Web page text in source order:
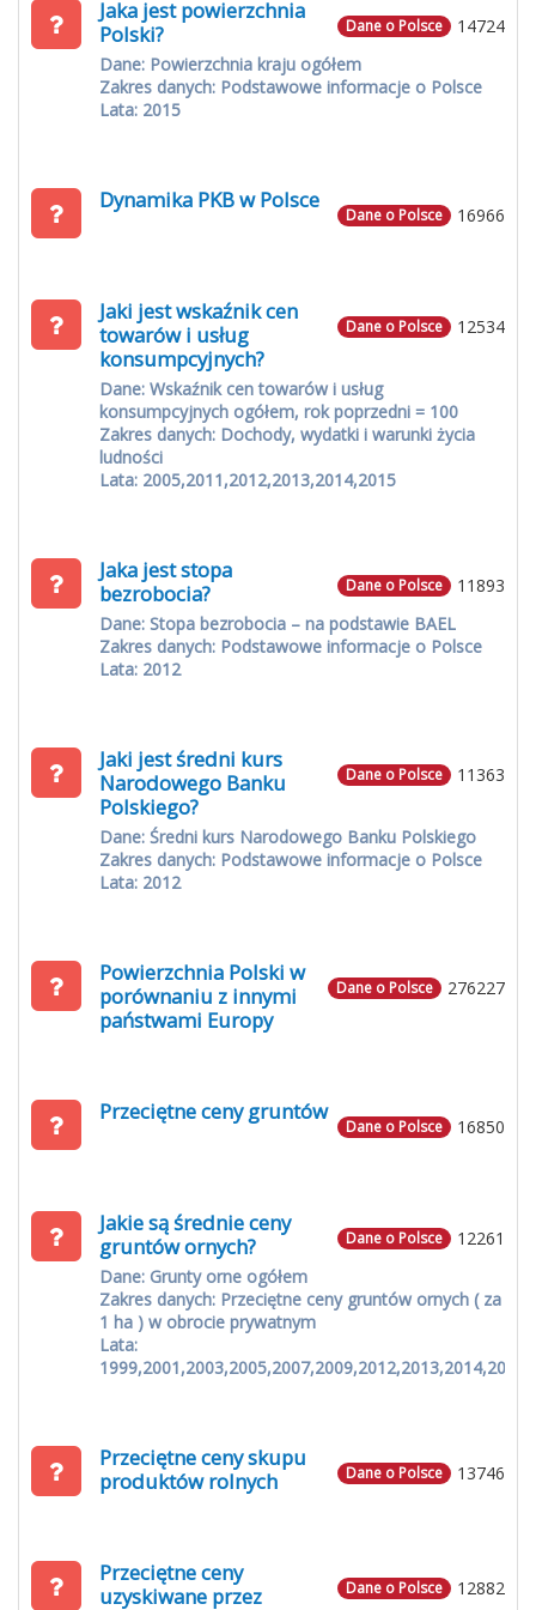
14724
Dane o Polsce
Jaka jest powierzchnia
Polski?
Dane: Powierzchnia kraju ogółem
Zakres danych: Podstawowe informacje o Polsce
Lata: 2015
16966
Dane o Polsce
Dynamika PKB w Polsce
12534
Dane o Polsce
Jaki jest wskaźnik cen
towarów i usług
konsumpcyjnych?
Dane: Wskaźnik cen towarów i usług
konsumpcyjnych ogółem, rok poprzedni = 100
Zakres danych: Dochody, wydatki i warunki życia
ludności
Lata: 2005,2011,2012,2013,2014,2015
11893
Dane o Polsce
Jaka jest stopa
bezrobocia?
Dane: Stopa bezrobocia – na podstawie BAEL
Zakres danych: Podstawowe informacje o Polsce
Lata: 2012
11363
Dane o Polsce
Jaki jest średni kurs
Narodowego Banku
Polskiego?
Dane: Średni kurs Narodowego Banku Polskiego
Zakres danych: Podstawowe informacje o Polsce
Lata: 2012
276227
Dane o Polsce
Powierzchnia Polski w
porównaniu z innymi
państwami Europy
16850
Dane o Polsce
Przeciętne ceny gruntów
12261
Dane o Polsce
Jakie są średnie ceny
gruntów ornych?
Dane: Grunty orne ogółem
Zakres danych: Przeciętne ceny gruntów ornych ( za
1 ha ) w obrocie prywatnym
Lata:
1999,2001,2003,2005,2007,2009,2012,2013,2014,2015
13746
Dane o Polsce
Przeciętne ceny skupu
produktów rolnych
12882
Dane o Polsce
Przeciętne ceny
uzyskiwane przez